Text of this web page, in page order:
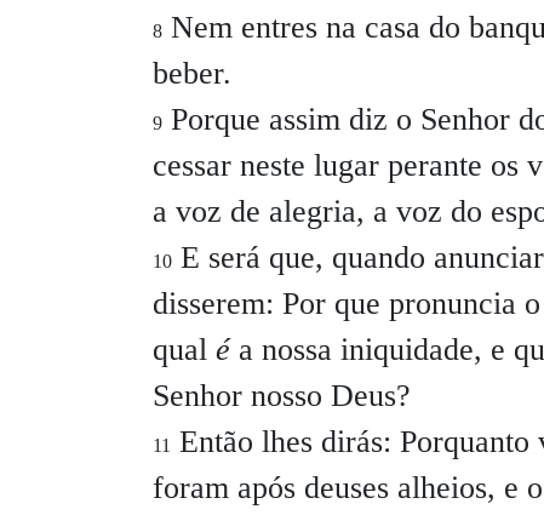
8 Nem entres na casa do
beber.
9 Porque assim diz o Senhor
cessar neste lugar perante os
a voz de alegria, a voz do
10 E será que, quando
disserem: Por que pronuncia
qual éa nossa iniquidade, e
Senhor nosso Deus?
11 Então lhes dirás: Porquanto
foram após deuses alheios, e